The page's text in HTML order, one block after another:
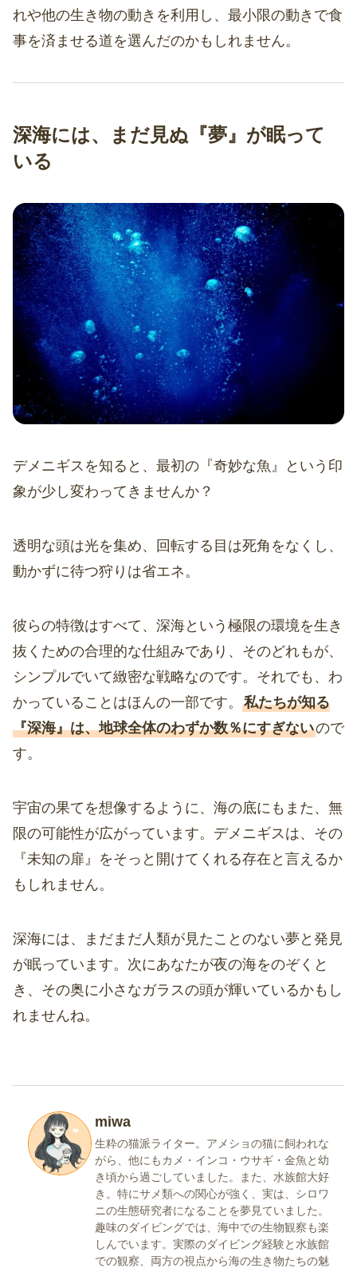
れや他の生き物の動きを利用し、最小限の動きで食
事を済ませる道を選んだのかもしれません。
深海には、まだ見ぬ『夢』が眠って
いる
デメニギスを知ると、最初の『奇妙な魚』という印
象が少し変わってきませんか？
透明な頭は光を集め、回転する目は死角をなくし、
動かずに待つ狩りは省エネ。
彼らの特徴はすべて、深海という極限の環境を生き
抜くための合理的な仕組みであり、そのどれもが、
シンプルでいて緻密な戦略なのです。それでも、わ
かっていることはほんの一部です。 私たちが知る
『深海』は、地球全体のわずか数％にすぎないので
す。
宇宙の果てを想像するように、海の底にもまた、無
限の可能性が広がっています。デメニギスは、その
『未知の扉』をそっと開けてくれる存在と言えるか
もしれません。
深海には、まだまだ人類が見たことのない夢と発見
が眠っています。次にあなたが夜の海をのぞくと
き、その奥に小さなガラスの頭が輝いているかもし
れませんね。
miwa
生粋の猫派ライター。アメショの猫に飼われな
がら、他にもカメ・インコ・ウサギ・金魚と幼
き頃から過ごしていました。また、水族館大好
き。特にサメ類への関心が強く、実は、シロワ
ニの生態研究者になることを夢見ていました。
趣味のダイビングでは、海中での生物観察も楽
しんでいます。実際のダイビング経験と水族館
での観察、両方の視点から海の生き物たちの魅